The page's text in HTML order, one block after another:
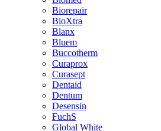
Biorepair
BioXtra
Blanx
Bluem
Buccotherm
Curaprox
Curasept
Dentaid
Dentum
Desensin
FuchS
Global White